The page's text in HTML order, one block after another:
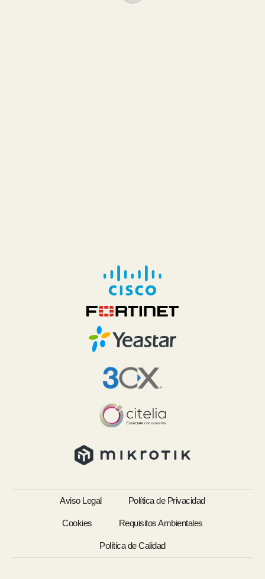
Aviso Legal Política de Privacidad
Cookies Requisitos Ambientales
Política de Calidad